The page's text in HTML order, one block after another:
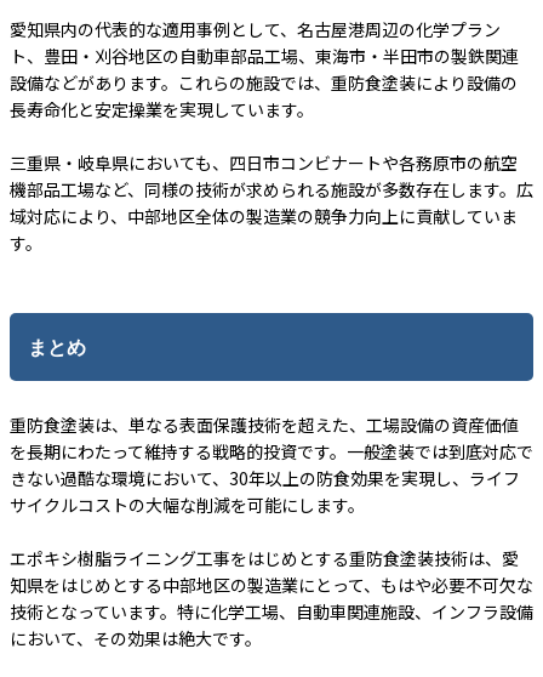
愛知県内の代表的な適用事例として、名古屋港周辺の化学プラン
ト、豊田・刈谷地区の自動車部品工場、東海市・半田市の製鉄関連
設備などがあります。これらの施設では、重防食塗装により設備の
長寿命化と安定操業を実現しています。
三重県・岐阜県においても、四日市コンビナートや各務原市の航空
機部品工場など、同様の技術が求められる施設が多数存在します。広
域対応により、中部地区全体の製造業の競争力向上に貢献していま
す。
まとめ
重防食塗装は、単なる表面保護技術を超えた、工場設備の資産価値
を長期にわたって維持する戦略的投資です。一般塗装では到底対応で
きない過酷な環境において、30年以上の防食効果を実現し、ライフ
サイクルコストの大幅な削減を可能にします。
エポキシ樹脂ライニング工事をはじめとする重防食塗装技術は、愛
知県をはじめとする中部地区の製造業にとって、もはや必要不可欠な
技術となっています。特に化学工場、自動車関連施設、インフラ設備
において、その効果は絶大です。